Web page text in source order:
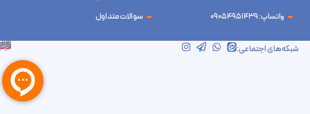
شبکه‌های اجتماعی: شرکت آینده نوین سام آسیا – طراحی و سئو
ابرسرور
سوالات متداول
واتساپ: 09054951439